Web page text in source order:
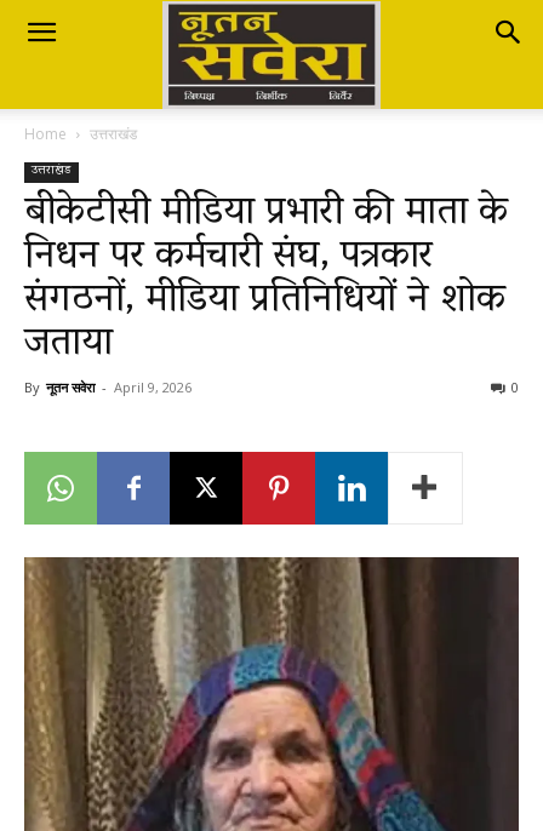
Nutan
Savera
नूतन
सवेरा
Breaking
News
Home उत्तराखंड
उत्तराखंड
बीकेटीसी मीडिया प्रभारी की माता के
निधन पर कर्मचारी संघ, पत्रकार
संगठनों, मीडिया प्रतिनिधियों ने शोक
जताया
By नूतन सवेरा - April 9, 2026 0